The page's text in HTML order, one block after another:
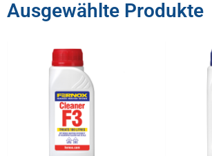
Ausgewählte Produkte